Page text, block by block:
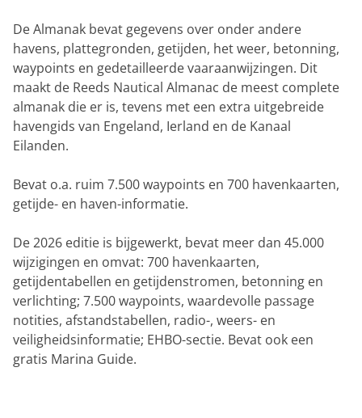
De Almanak bevat gegevens over onder andere
havens, plattegronden, getijden, het weer, betonning,
waypoints en gedetailleerde vaaraanwijzingen. Dit
maakt de Reeds Nautical Almanac de meest complete
almanak die er is, tevens met een extra uitgebreide
havengids van Engeland, Ierland en de Kanaal
Eilanden.
Bevat o.a. ruim 7.500 waypoints en 700 havenkaarten,
getijde- en haven-informatie.
De 2026 editie is bijgewerkt, bevat meer dan 45.000
wijzigingen en omvat: 700 havenkaarten,
getijdentabellen en getijdenstromen, betonning en
verlichting; 7.500 waypoints, waardevolle passage
notities, afstandstabellen, radio-, weers- en
veiligheidsinformatie; EHBO-sectie. Bevat ook een
gratis Marina Guide.